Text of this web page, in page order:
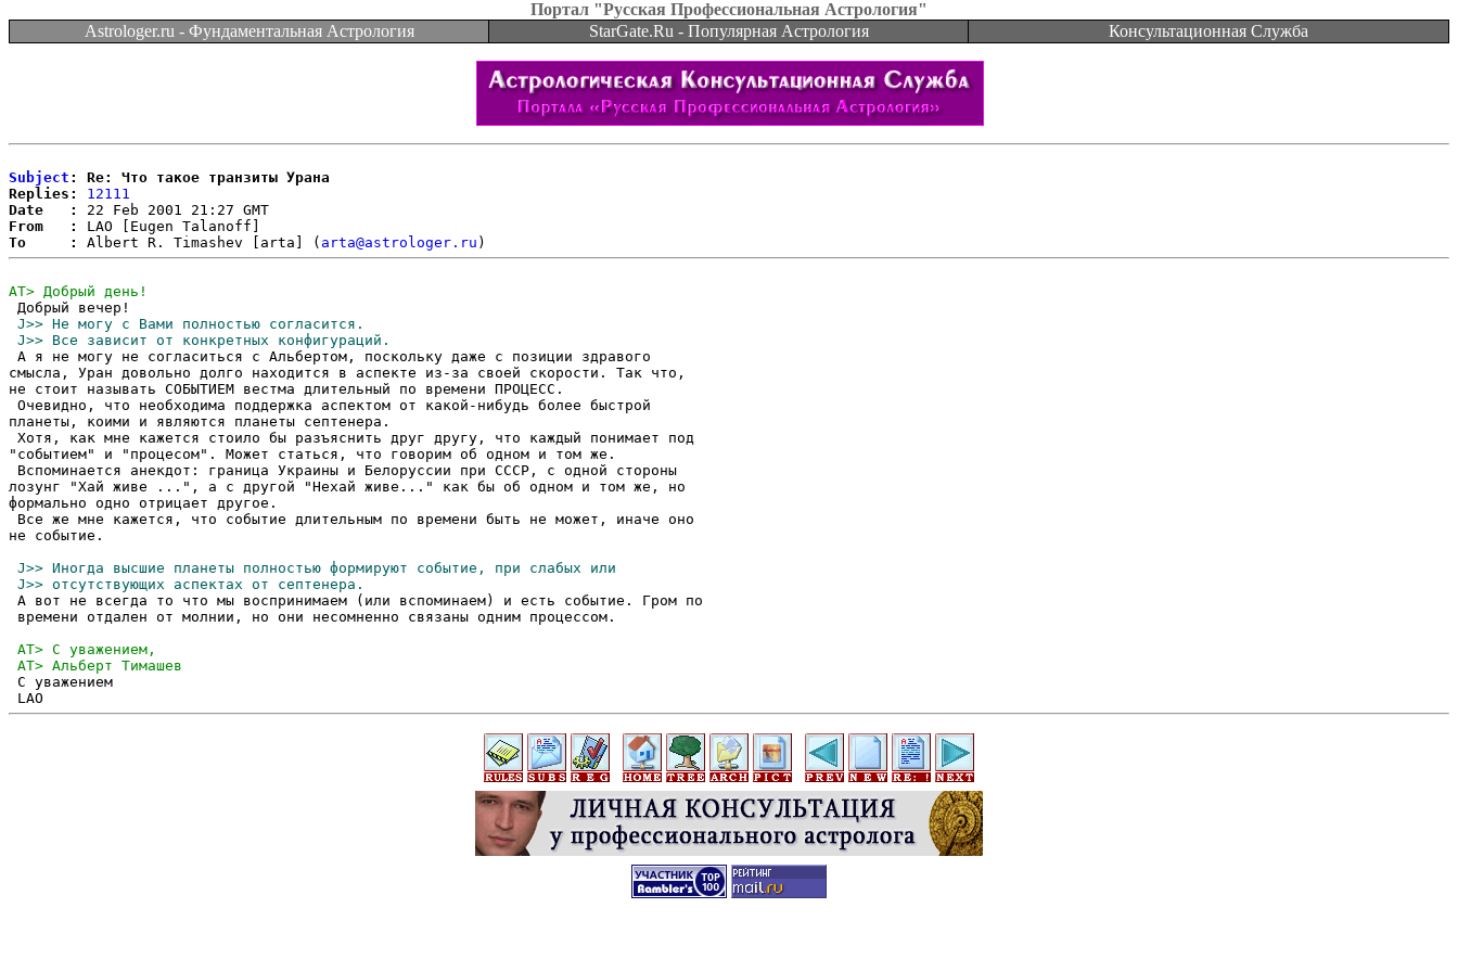
Портал "Русская Профессиональная Астрология"
Astrologer.ru - Фундаментальная Астрология
StarGate.Ru - Популярная Астрология Консультационная Служба
Subject : Re: Что такое транзиты Урана
Replies:
12111
Date   :
From   :
To     :
Albert R. Timashev [arta] ( arta@astrologer.ru
А я не могу не согласиться с Альбертом, поскольку даже с позиции здравого
смысла, Уран довольно долго находится в аспекте из-за своей скорости. Так что,
не стоит называть СОБЫТИЕМ вестма длительный по времени ПРОЦЕСС.
Очевидно, что необходима поддержка аспектом от какой-нибудь более быстрой
планеты, коими и являются планеты септенера.
Хотя, как мне кажется стоило бы разъяснить друг другу, что каждый понимает под
"событием" и "процесом". Может статься, что говорим об одном и том же.
Вспоминается анекдот: граница Украины и Белоруссии при СССР, с одной стороны
лозунг "Хай живе ...", а с другой "Нехай живе..." как бы об одном и том же, но
формально одно отрицает другое.
Все же мне кажется, что событие длительным по времени быть не может, иначе оно
не событие.
А вот не всегда то что мы воспринимаем (или вспоминаем) и есть событие. Гром по
времени отдален от молнии, но они несомненно связаны одним процессом.
С уважением